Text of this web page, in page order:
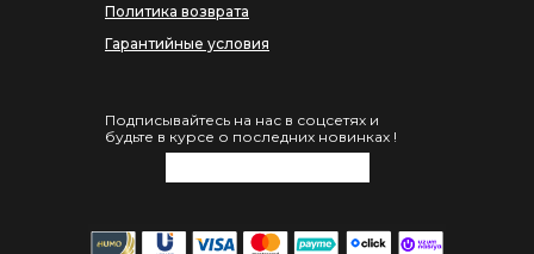
Подписывайтесь на нас в соцсетях и
будьте в курсе о последних новинках !
Политика возврата
Гарантийные условия